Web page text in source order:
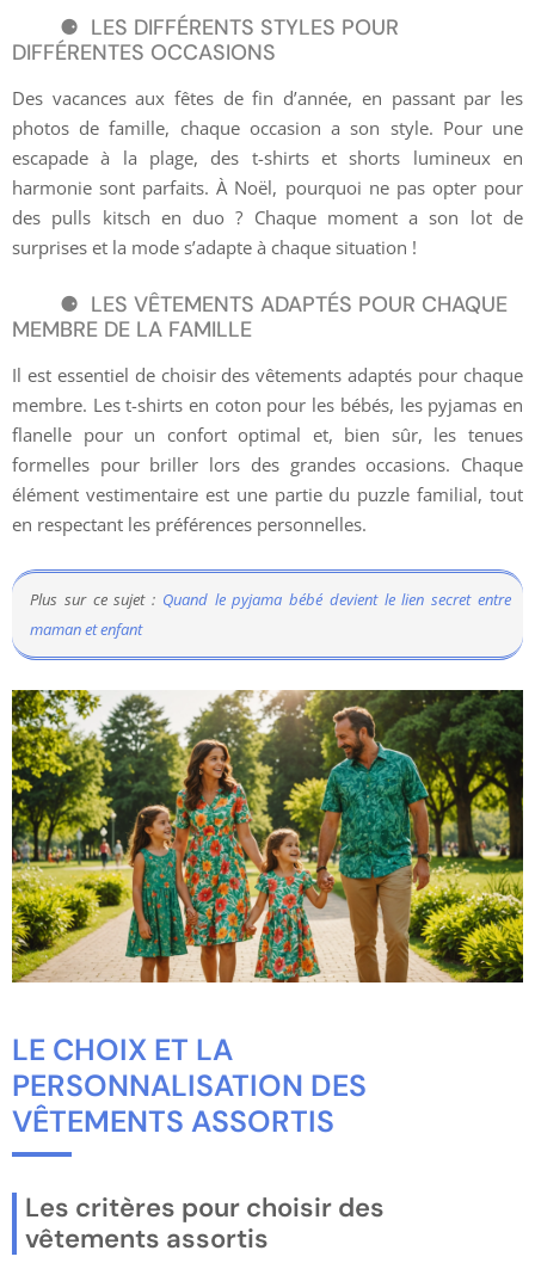
LES DIFFÉRENTS STYLES POUR
DIFFÉRENTES OCCASIONS
Des vacances aux fêtes de fin d’année, en passant par les
photos de famille, chaque occasion a son style. Pour une
escapade à la plage, des t-shirts et shorts lumineux en
harmonie sont parfaits. À Noël, pourquoi ne pas opter pour
des pulls kitsch en duo ? Chaque moment a son lot de
surprises et la mode s’adapte à chaque situation !
LES VÊTEMENTS ADAPTÉS POUR CHAQUE
MEMBRE DE LA FAMILLE
Il est essentiel de choisir des vêtements adaptés pour chaque
membre. Les t-shirts en coton pour les bébés, les pyjamas en
flanelle pour un confort optimal et, bien sûr, les tenues
formelles pour briller lors des grandes occasions. Chaque
élément vestimentaire est une partie du puzzle familial, tout
en respectant les préférences personnelles.
Plus sur ce sujet : Quand le pyjama bébé devient le lien secret entre
maman et enfant
LE CHOIX ET LA
PERSONNALISATION DES
VÊTEMENTS ASSORTIS
Les critères pour choisir des
vêtements assortis